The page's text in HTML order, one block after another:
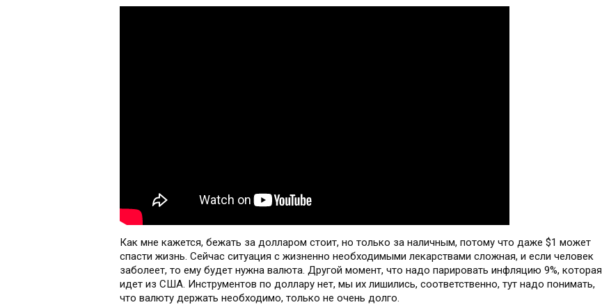
Как мне кажется, бежать за долларом стоит, но только за наличным, потому что даже $1 может
спасти жизнь. Сейчас ситуация с жизненно необходимыми лекарствами сложная, и если человек
заболеет, то ему будет нужна валюта. Другой момент, что надо парировать инфляцию 9%, которая
идет из США. Инструментов по доллару нет, мы их лишились, соответственно, тут надо понимать,
что валюту держать необходимо, только не очень долго.